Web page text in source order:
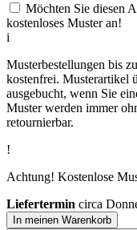
Möchten Sie diesen
kostenloses Muster an!
i
Musterbestellungen bis
kostenfrei. Musterartikel
ausgebucht, wenn Sie
Muster werden immer
retournierbar.
!
Achtung! Kostenlose
Liefertermin circa
In meinen Warenkorb